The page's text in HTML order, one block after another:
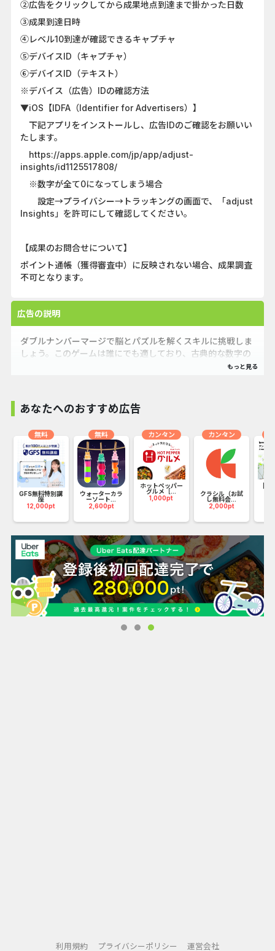
②広告をクリックしてから成果地点到達まで掛かった日数
③成果到達日時
④レベル10到達が確認できるキャプチャ
⑤デバイスID（キャプチャ）
⑥デバイスID（テキスト）
※デバイス（広告）IDの確認方法
▼iOS【IDFA（Identifier for Advertisers）】
下記アプリをインストールし、広告IDのご確認をお願いい
たします。
https://apps.apple.com/jp/app/adjust-
insights/id1125517808/
※数字が全て0になってしまう場合
設定→プライバシー→トラッキングの画面で、「adjust
Insights」を許可にして確認してください。
【成果のお問合せについて】
ポイント通帳（獲得審査中）に反映されない場合、成果調査
不可となります。
広告の説明
ダブルナンバーマージで脳とパズルを解くスキルに挑戦しま
しょう。このゲームは誰にでも適しており、古典的な数字の
テーマに焦点を当てています。シンプルなデザインとプレイ
できます。 正しい戦略を使用して、番号ブロックを配置およ
びマージします。より高いランクに登り、あなたのスキルを
証明してください。いつでもどこでもゲームを楽しんで、楽
しくてやりがいのある時間を過ごしてください。複数のブロ
ックを同時にマージするときの満足感を切望していますか？
この楽しくて無料のパズルゲームは、きっとあなたにそれを
もたらすでしょう！ このゲームの魅力： - 楽しくてやりが
いのあるシングルプレイヤーパズルゲーム - いつでもどこで
もプレイ！ - すべての年齢層に最適な脳のエクササイズ - パ
ズルを解くスキルをテストして向上させるための多くのレベ
ル - スムーズで人目を引く効果 - AFK 時に進行状況を自動保
存して一時停止 - デイリーボーナス 遊び方： - 数字のブロ
ックは毎回ゆっくりと上から落ちます - タップしてブロック
が落ちる列を選択します - 新しい番号のロックを解除し、で
きるだけ多くのブロックをマージして、独自のハイスコアを
破ります - ツールを使用して不要なブロックを粉砕 お楽し
みください！ 利用規約：https://nttstudio.net/terms.html
プライバシーポリシー：
https://nttstudio.net/privacy.html
あなたへのおすすめ広告
GFS無料特別講
座
12,000pt
無料
ウォーターカラ
ーソート...
2,600pt
無料
ホットペッパー
グルメ［...
1,000pt
カンタン
クラシル（お試
し無料会...
2,000pt
カンタン
利用規約 プライバシーポリシー 運営会社